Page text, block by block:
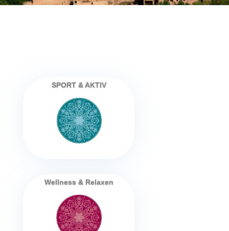
SPORT & AKTIV
Wellness & Relaxen